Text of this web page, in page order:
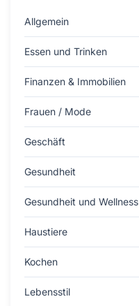
Allgemein
Essen und Trinken
Finanzen & Immobilien
Frauen / Mode
Geschäft
Gesundheit
Gesundheit und Wellness
Haustiere
Kochen
Lebensstil